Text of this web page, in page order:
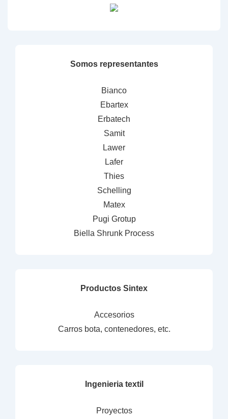
Somos representantes
Bianco
Ebartex
Erbatech
Samit
Lawer
Lafer
Thies
Schelling
Matex
Pugi Grotup
Biella Shrunk Process
Productos Sintex
Accesorios
Carros bota, contenedores, etc.
Ingenieria textil
Proyectos